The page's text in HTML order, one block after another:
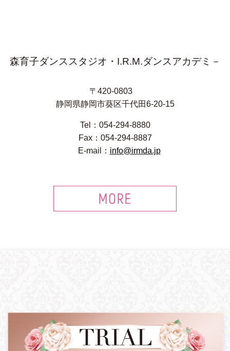
森育子ダンススタジオ・I.R.M.ダンスアカデミ－
〒420-0803
静岡県静岡市葵区千代田6-20-15
Tel：054-294-8880
Fax：054-294-8887
E-mail： info@irmda.jp